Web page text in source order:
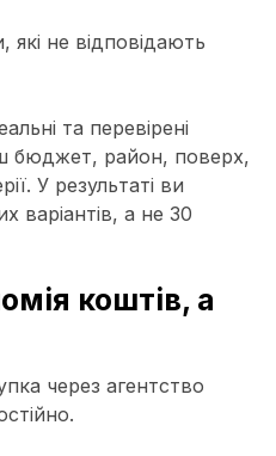
які не відповідають
та перевірені
бюджет, район, поверх,
У результаті ви
варіантів, а не 30
коштів, а
через агентство